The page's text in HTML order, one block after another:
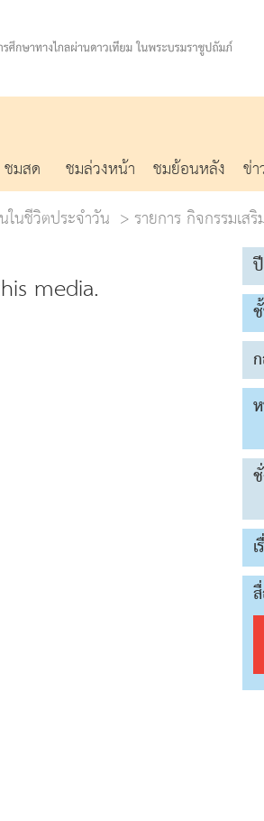
ชมสด ชมล่วงหน้า ชมย้อนหลัง ข่
ในชีวิตประจำวัน
รายการ กิจกรรมเส
media.